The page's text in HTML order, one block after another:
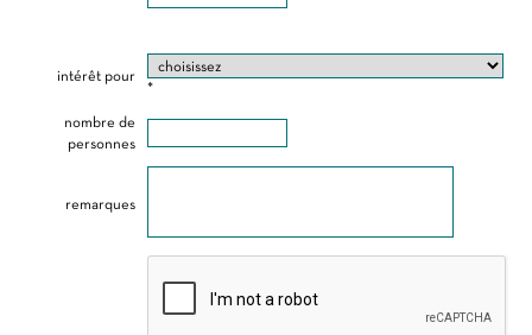
intérêt pour
*
nombre de
personnes
remarques